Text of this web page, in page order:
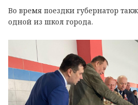
Во время поездки губернатор
одной из школ города.